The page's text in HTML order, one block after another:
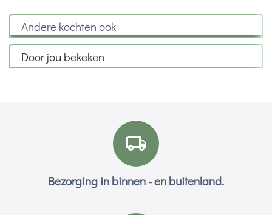
Andere kochten ook
Door jou bekeken
Bezorging in binnen - en buitenland.